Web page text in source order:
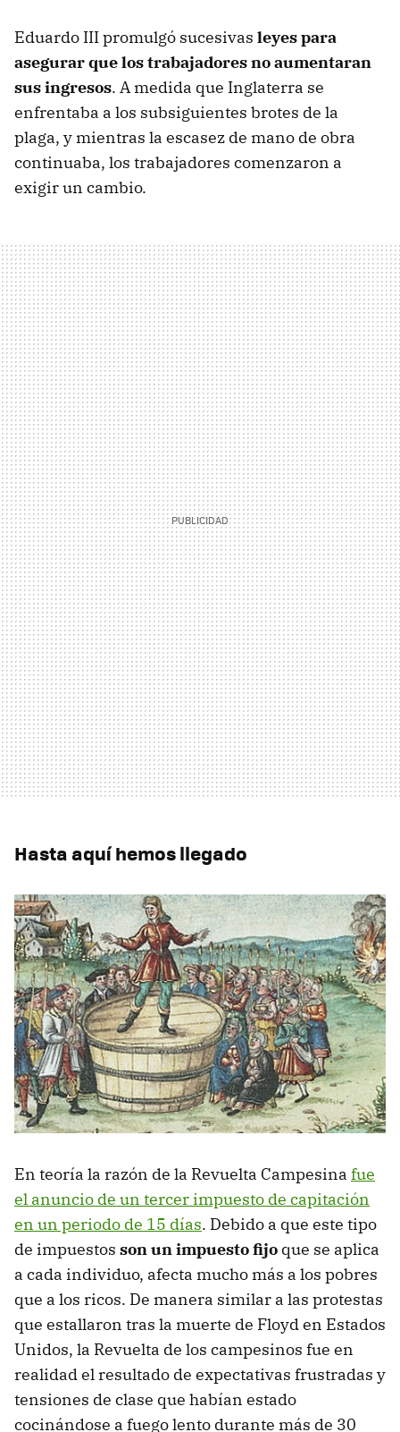
Eduardo III promulgó sucesivas leyes para
asegurar que los trabajadores no aumentaran
sus ingresos. A medida que Inglaterra se
enfrentaba a los subsiguientes brotes de la
plaga, y mientras la escasez de mano de obra
continuaba, los trabajadores comenzaron a
exigir un cambio.
Hasta aquí hemos llegado
En teoría la razón de la Revuelta Campesina fue
el anuncio de un tercer impuesto de capitación
en un periodo de 15 días. Debido a que este tipo
de impuestos son un impuesto fijo que se aplica
a cada individuo, afecta mucho más a los pobres
que a los ricos. De manera similar a las protestas
que estallaron tras la muerte de Floyd en Estados
Unidos, la Revuelta de los campesinos fue en
realidad el resultado de expectativas frustradas y
tensiones de clase que habían estado
cocinándose a fuego lento durante más de 30